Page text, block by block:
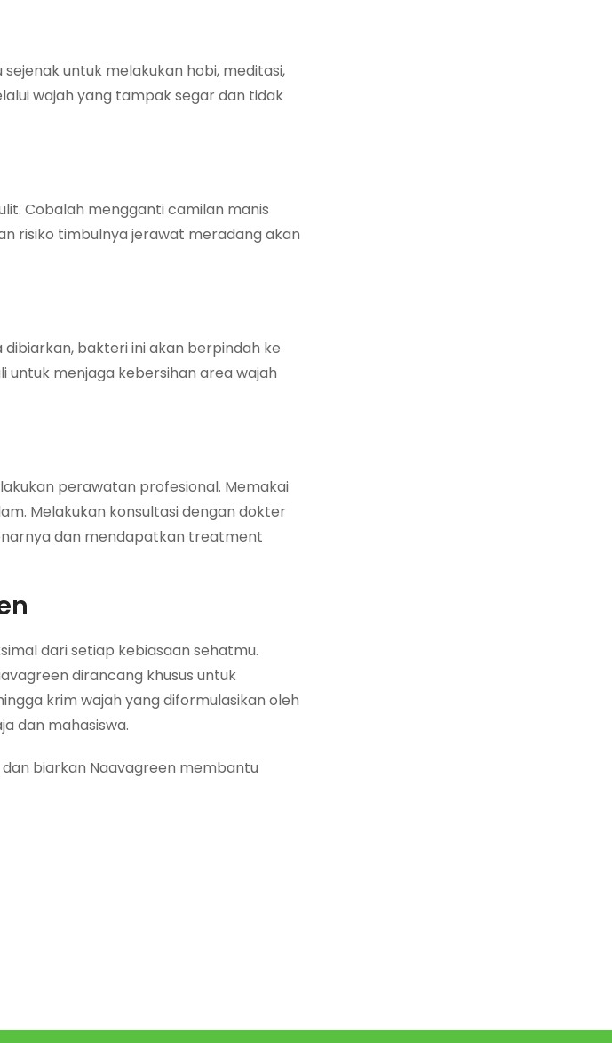
untuk melakukan hobi, meditasi,
wajah yang tampak segar dan tidak
Cobalah mengganti camilan manis
risiko timbulnya jerawat meradang akan
bakteri ini akan berpindah ke
untuk menjaga kebersihan area wajah
perawatan profesional. Memakai
Melakukan konsultasi dengan dokter
dan mendapatkan treatment
dari setiap kebiasaan sehatmu.
dirancang khusus untuk
krim wajah yang diformulasikan oleh
dan mahasiswa.
biarkan Naavagreen membantu